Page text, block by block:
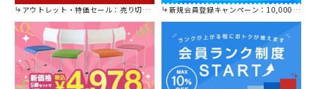
アウトレット・特価セール：売り切れ御免の特別価格！ 新規会員登録キャンペーン：10,000円OFFクーポン進呈中！